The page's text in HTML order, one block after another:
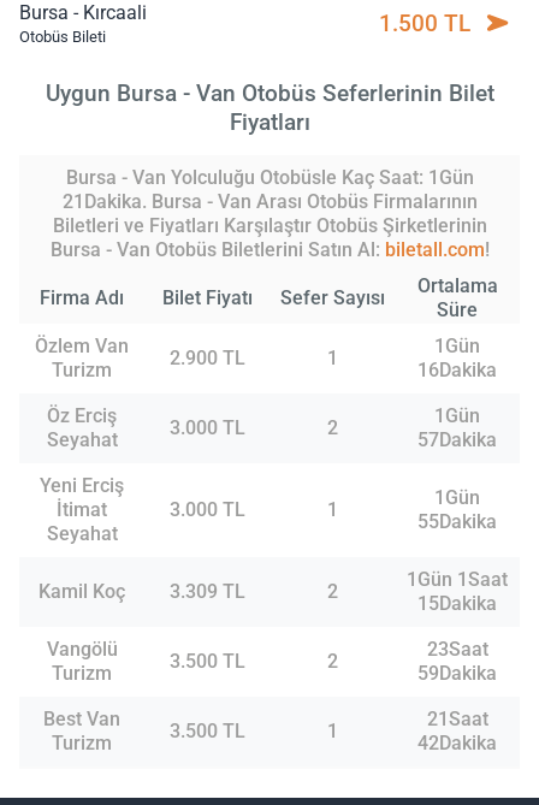
Bursa - Kırcaali
Otobüs Bileti 1.500 TL
Uygun Bursa - Van Otobüs Seferlerinin Bilet
Fiyatları
Bursa - Van Yolculuğu Otobüsle Kaç Saat: 1Gün
21Dakika. Bursa - Van Arası Otobüs Firmalarının
Biletleri ve Fiyatları Karşılaştır Otobüs Şirketlerinin
Bursa - Van Otobüs Biletlerini Satın Al: biletall.com!
Firma Adı Bilet Fiyatı Sefer Sayısı
Ortalama
Süre
Özlem Van
Turizm
2.900 TL 1
1Gün
16Dakika
Öz Erciş
Seyahat
3.000 TL 2
1Gün
57Dakika
Yeni Erciş
İtimat
Seyahat
3.000 TL 1
1Gün
55Dakika
Kamil Koç 3.309 TL 2
1Gün 1Saat
15Dakika
Vangölü
Turizm
3.500 TL 2
23Saat
59Dakika
Best Van
Turizm
3.500 TL 1
21Saat
42Dakika